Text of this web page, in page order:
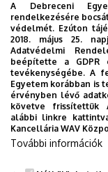
Cím
Épület
Emelet, ajtó
A Debreceni
rendelkezésére
védelmét. Ezúton
2018. május 25.
Adatvédelmi
beépítette a GDPR
tevékenységébe. A
Egyetem korábban is
érvényben lévő
követve frissítettük
alábbi linkre
Kancellária WAV
További információk